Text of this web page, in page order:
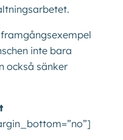
inte bara
också sänker